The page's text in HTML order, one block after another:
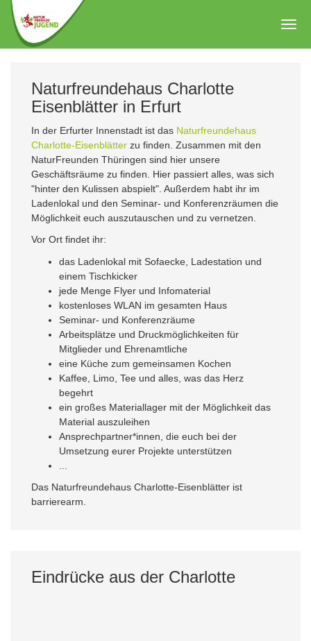
Zum
Hauptinhalt
springen
Naturfreundehaus Charlotte
Eisenblätter in Erfurt
In der Erfurter Innenstadt ist das Naturfreundehaus
Charlotte-Eisenblätter zu finden. Zusammen mit den
NaturFreunden Thüringen sind hier unsere
Geschäftsräume zu finden. Hier passiert alles, was sich
"hinter den Kulissen abspielt". Außerdem habt ihr im
Ladenlokal und den Seminar- und Konferenzräumen die
Möglichkeit euch auszutauschen und zu vernetzen.
Vor Ort findet ihr:
das Ladenlokal mit Sofaecke, Ladestation und
einem Tischkicker
jede Menge Flyer und Infomaterial
kostenloses WLAN im gesamten Haus
Seminar- und Konferenzräume
Arbeitsplätze und Druckmöglichkeiten für
Mitglieder und Ehrenamtliche
eine Küche zum gemeinsamen Kochen
Kaffee, Limo, Tee und alles, was das Herz
begehrt
ein großes Materiallager mit der Möglichkeit das
Material auszuleihen
Ansprechpartner*innen, die euch bei der
Umsetzung eurer Projekte unterstützen
Das Naturfreundehaus Charlotte-Eisenblätter ist
barrierearm.
Eindrücke aus der Charlotte